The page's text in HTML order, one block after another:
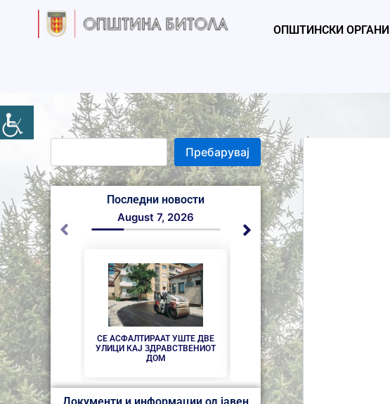
ОПШТИНСКИ ОРГАНИ
e
a
Пребарувај
Последни новости
СЕ АСФАЛТИРААТ УШТЕ ДВЕ
УЛИЦИ КАЈ ЗДРАВСТВEНИОТ
ДОМ
August 7, 2026
НОВ ПАРКИНГ ПРОСТОР ВО
ЦЕНТАРОТ НА ГРАДОТ
August 6, 2026